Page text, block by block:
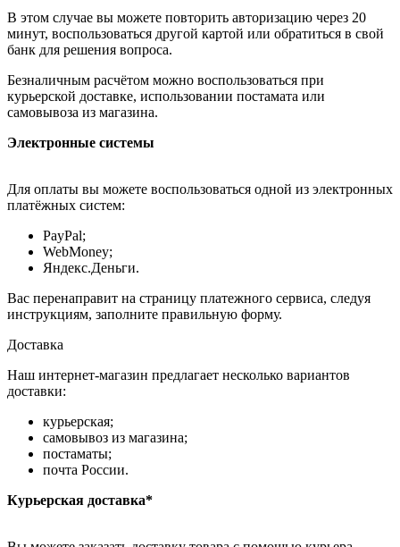
В этом случае вы можете повторить авторизацию через 20
минут, воспользоваться другой картой или обратиться в свой
банк для решения вопроса.
Безналичным расчётом можно воспользоваться при
курьерской доставке, использовании постамата или
самовывоза из магазина.
Электронные системы
Для оплаты вы можете воспользоваться одной из электронных
платёжных систем:
PayPal;
WebMoney;
Яндекс.Деньги.
Вас перенаправит на страницу платежного сервиса, следуя
инструкциям, заполните правильную форму.
Доставка
Наш интернет-магазин предлагает несколько вариантов
доставки:
курьерская;
самовывоз из магазина;
постаматы;
почта России.
Курьерская доставка*